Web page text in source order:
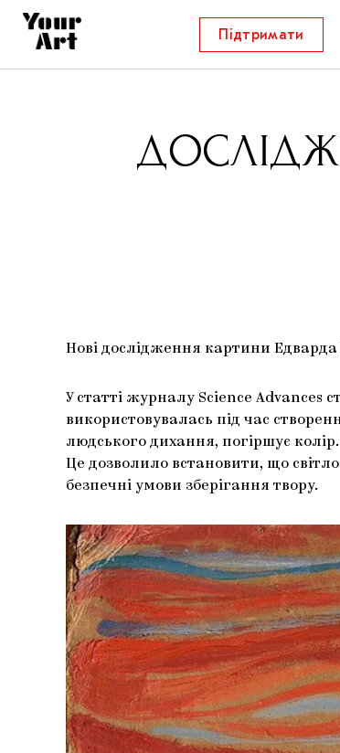
Підтримати
Нові дослідження картини
У статті журналу Science Advances
використовувалась під час
людського дихання, погіршує
Це дозволило встановити, що
безпечні умови зберігання твору.